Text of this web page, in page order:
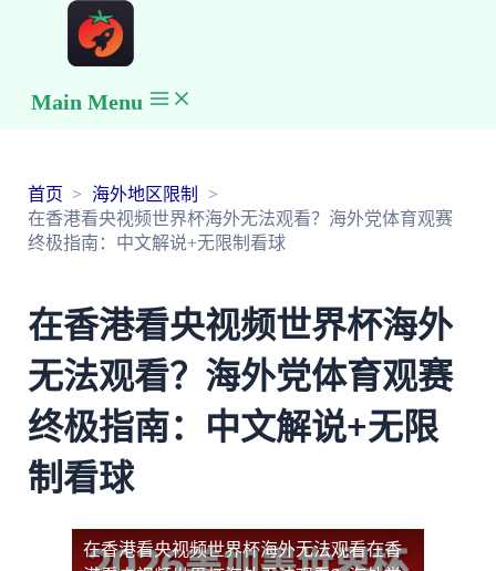
Main Menu
首页
海外地区限制
在香港看央视频世界杯海外无法观看？海外党体育观赛
终极指南：中文解说+无限制看球
在香港看央视频世界杯海外
无法观看？海外党体育观赛
终极指南：中文解说+无限
制看球
在香港看央视频世界杯海外无法观看在香